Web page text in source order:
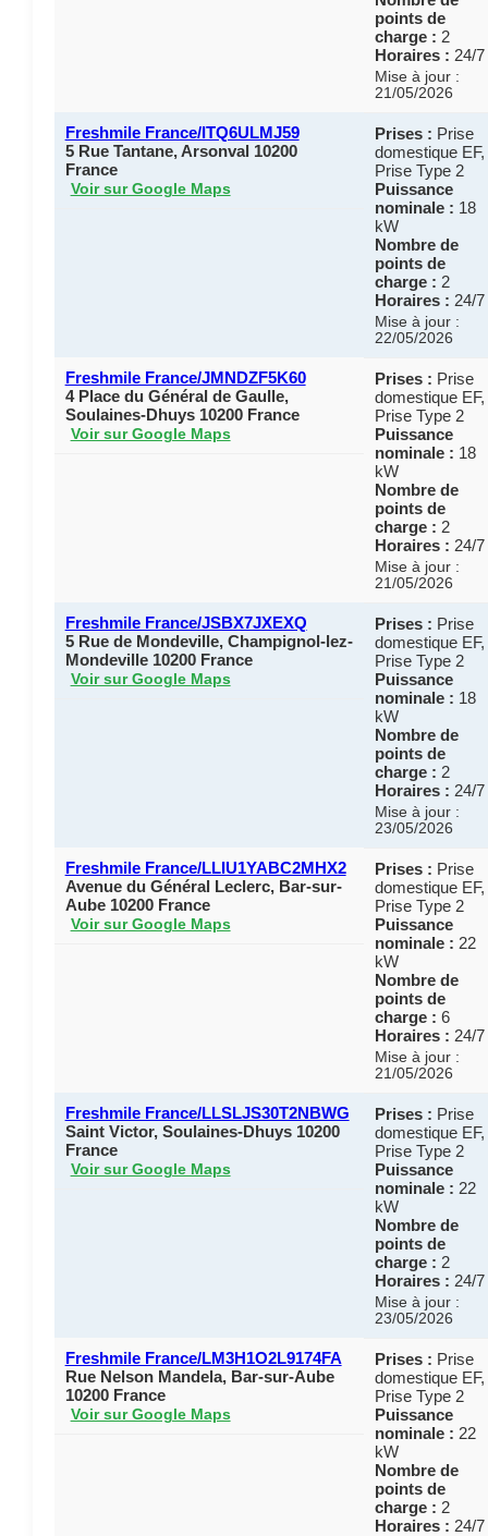
points de
charge : 2
Horaires : 24/7
Mise à jour :
21/05/2026
Freshmile France/ITQ6ULMJ59
5 Rue Tantane, Arsonval 10200
France
Voir sur Google Maps
Prises : Prise
domestique EF,
Prise Type 2
Puissance
nominale : 18
kW
Nombre de
points de
charge : 2
Horaires : 24/7
Mise à jour :
22/05/2026
Freshmile France/JMNDZF5K60
4 Place du Général de Gaulle,
Soulaines-Dhuys 10200 France
Voir sur Google Maps
Prises : Prise
domestique EF,
Prise Type 2
Puissance
nominale : 18
kW
Nombre de
points de
charge : 2
Horaires : 24/7
Mise à jour :
21/05/2026
Freshmile France/JSBX7JXEXQ
5 Rue de Mondeville, Champignol-lez-
Mondeville 10200 France
Voir sur Google Maps
Prises : Prise
domestique EF,
Prise Type 2
Puissance
nominale : 18
kW
Nombre de
points de
charge : 2
Horaires : 24/7
Mise à jour :
23/05/2026
Freshmile France/LLIU1YABC2MHX2
Avenue du Général Leclerc, Bar-sur-
Aube 10200 France
Voir sur Google Maps
Prises : Prise
domestique EF,
Prise Type 2
Puissance
nominale : 22
kW
Nombre de
points de
charge : 6
Horaires : 24/7
Mise à jour :
21/05/2026
Freshmile France/LLSLJS30T2NBWG
Saint Victor, Soulaines-Dhuys 10200
France
Voir sur Google Maps
Prises : Prise
domestique EF,
Prise Type 2
Puissance
nominale : 22
kW
Nombre de
points de
charge : 2
Horaires : 24/7
Mise à jour :
23/05/2026
Freshmile France/LM3H1O2L9174FA
Rue Nelson Mandela, Bar-sur-Aube
10200 France
Voir sur Google Maps
Prises : Prise
domestique EF,
Prise Type 2
Puissance
nominale : 22
kW
Nombre de
points de
charge : 2
Horaires : 24/7